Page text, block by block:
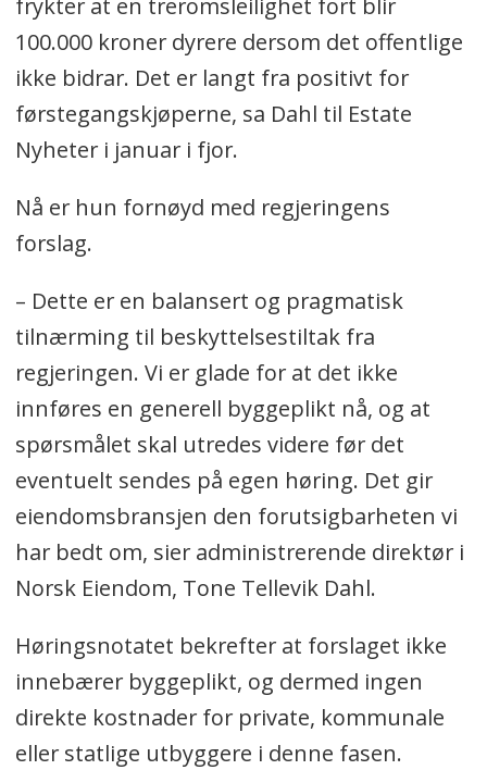
frykter at en treromsleilighet fort blir
100.000 kroner dyrere dersom det offentlige
ikke bidrar. Det er langt fra positivt for
førstegangskjøperne, sa Dahl til Estate
Nyheter i januar i fjor.
Nå er hun fornøyd med regjeringens
forslag.
– Dette er en balansert og pragmatisk
tilnærming til beskyttelsestiltak fra
regjeringen. Vi er glade for at det ikke
innføres en generell byggeplikt nå, og at
spørsmålet skal utredes videre før det
eventuelt sendes på egen høring. Det gir
eiendomsbransjen den forutsigbarheten vi
har bedt om, sier administrerende direktør i
Norsk Eiendom, Tone Tellevik Dahl.
Høringsnotatet bekrefter at forslaget ikke
innebærer byggeplikt, og dermed ingen
direkte kostnader for private, kommunale
eller statlige utbyggere i denne fasen.